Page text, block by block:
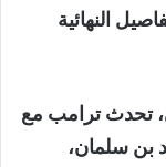
النهائية
تحدث ترامب مع
بن سلمان،